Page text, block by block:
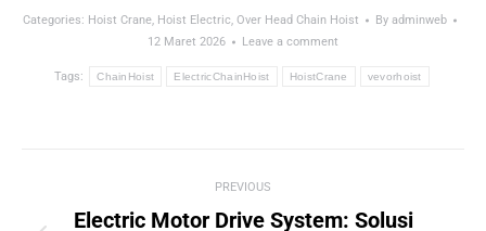
Categories: Hoist Crane, Hoist Electric, Over Head Chain Hoist By adminweb
12 Maret 2026
Leave a comment
Tags: ChainHoist ElectricChainHoist HoistCrane vevorhoist
PREVIOUS
Electric Motor Drive System: Solusi